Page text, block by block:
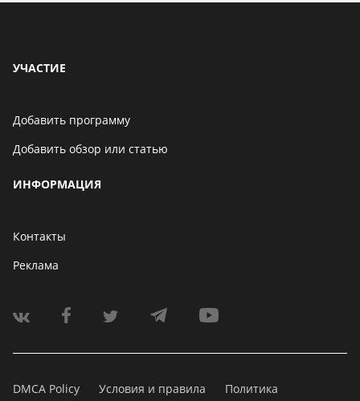
УЧАСТИЕ
Добавить программу
Добавить обзор или статью
ИНФОРМАЦИЯ
Контакты
Реклама
DMCA Policy Условия и правила Политика